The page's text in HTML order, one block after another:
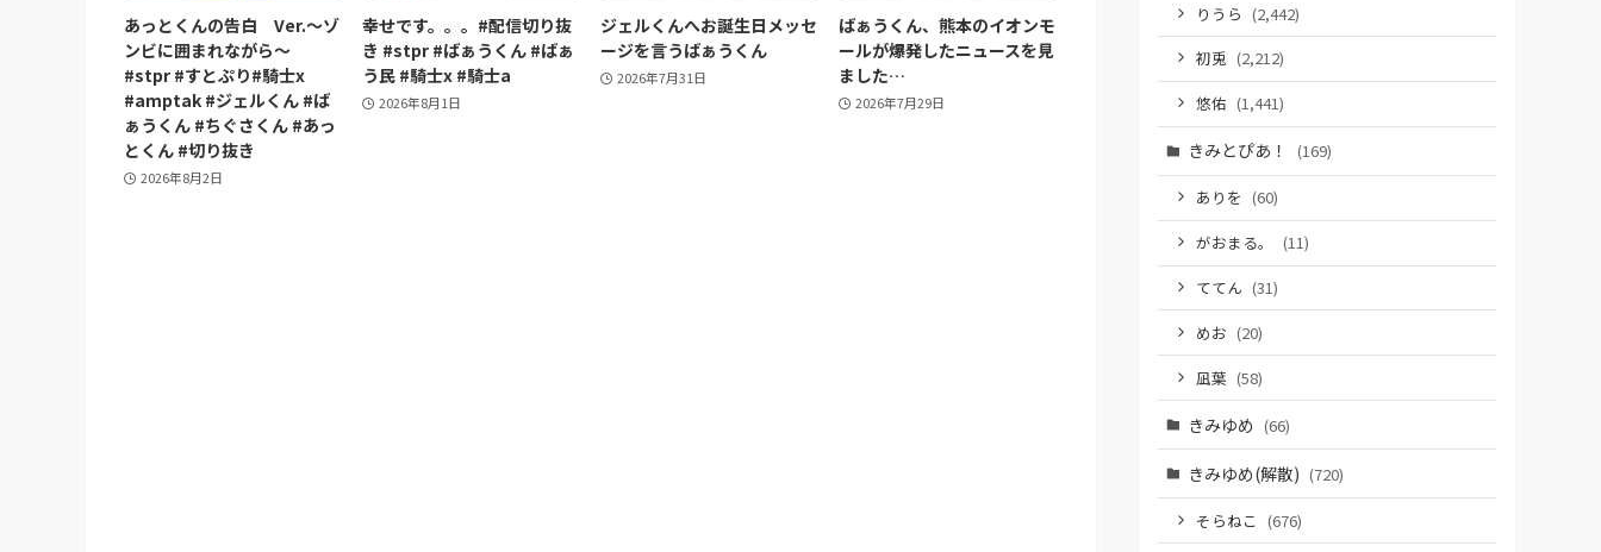
あっとくんの告白 Ver.〜ゾ
ンビに囲まれながら〜
#stpr #すとぷり#騎士x
#amptak #ジェルくん #ば
ぁうくん #ちぐさくん #あっ
とくん #切り抜き
2026年8月2日
幸せです。。。#配信切り抜
き #stpr #ばぁうくん #ばぁ
う民 #騎士x #騎士a
2026年8月1日
ジェルくんへお誕生日メッセ
ージを言うばぁうくん
2026年7月31日
ばぁうくん、熊本のイオンモ
ールが爆発したニュースを見
ました…
2026年7月29日
りうら (2,442)
初兎 (2,212)
悠佑 (1,441)
きみとぴあ！ (169)
ありを (60)
がおまる。
(11)
ててん (31)
めお (20)
凪葉 (58)
きみゆめ (66)
きみゆめ(解散) (720)
そらねこ (676)